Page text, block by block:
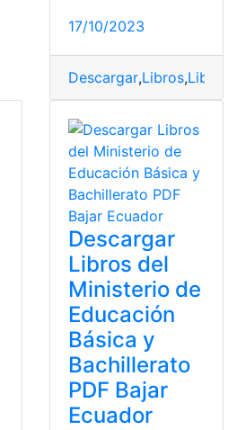
17/10/2023
Descargar,Libros,Libros
Descargar
Libros del
Ministerio de
Educación
Básica y
Bachillerato
PDF Bajar
Ecuador